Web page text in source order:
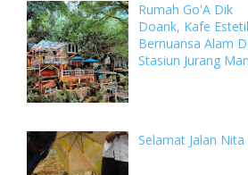
Rumah Go'A Dik
Doank, Kafe
Bernuansa Alam
Stasiun Jurang
Selamat Jalan Nita